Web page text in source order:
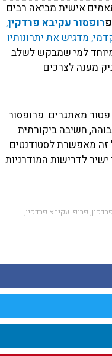
אישית מביאה רבים
רופסור עקיבא פרדקין,
מדגיש את יתרונותיו
למי שמבקש לשלב
מענה לצרכים
מאתגרים. פרופסור
חשיבה ביקורתית
מאפשרת לסטודנטים
לדרישות המודרניות
,פרופ' עקיבא פרדקין,